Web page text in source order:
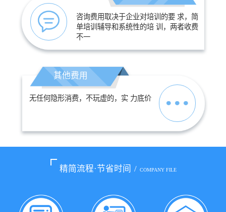
咨询费用取决于企业对培训的要 求，简
单培训辅导和系统性的培 训，两者收费
不一
其他费用
无任何隐形消费，不玩虚的，实 力底价
精简流程·节省时间 / COMPANY FILE